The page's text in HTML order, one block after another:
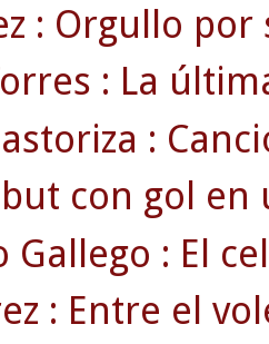
: Orgullo
: La
:
con gol en
Gallego : El
: Entre el